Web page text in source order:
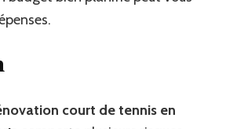
court de tennis en